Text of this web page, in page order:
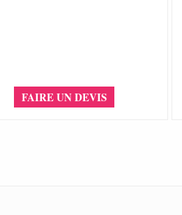
FAIRE UN DEVIS